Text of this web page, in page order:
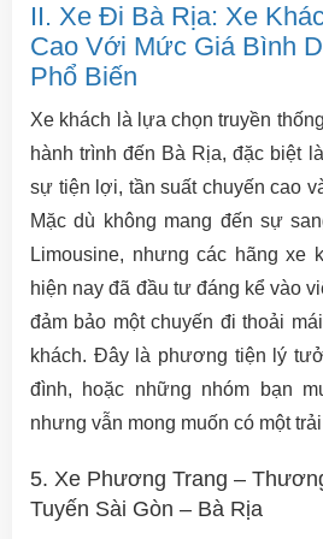
II. Xe Đi Bà Rịa: Xe
Cao Với Mức Giá Bình
Phổ Biến
Xe khách là lựa chọn truyền
hành trình đến Bà Rịa, đặc biệt
sự tiện lợi, tần suất chuyến cao
Mặc dù không mang đến sự
Limousine, nhưng các hãng xe
hiện nay đã đầu tư đáng kể vào
đảm bảo một chuyến đi thoải
khách. Đây là phương tiện lý
đình, hoặc những nhóm bạn
nhưng vẫn mong muốn có một
5. Xe Phương Trang –
Tuyến Sài Gòn – Bà Rịa